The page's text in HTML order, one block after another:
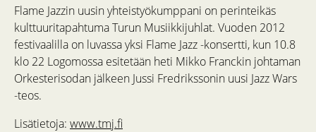
Flame Jazzin uusin yhteistyökumppani on perinteikäs
kulttuuritapahtuma Turun Musiikkijuhlat. Vuoden 2012
festivaalilla on luvassa yksi Flame Jazz -konsertti, kun 10.8
klo 22 Logomossa esitetään heti Mikko Franckin johtaman
Orkesterisodan jälkeen Jussi Fredrikssonin uusi Jazz Wars
-teos.
Lisätietoja: www.tmj.fi